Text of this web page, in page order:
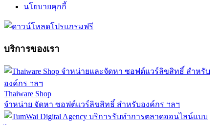
นโยบายคุกกี้
บริการของเรา
Thaiware Shop
จำหน่าย จัดหา ซอฟต์แวร์ลิขสิทธิ์ สำหรับองค์กร ฯลฯ